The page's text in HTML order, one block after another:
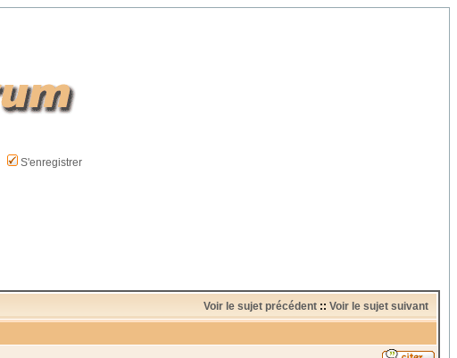
S'enregistrer
Voir le sujet précédent :: Voir le sujet suivant